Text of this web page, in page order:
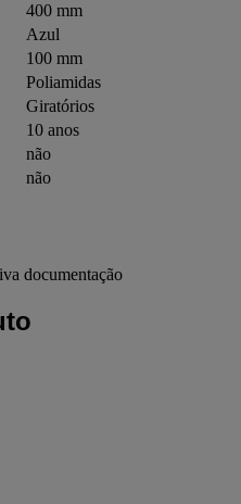
400 mm
Azul
100 mm
Poliamidas
Giratórios
10 anos
não
não
documentação